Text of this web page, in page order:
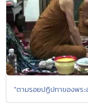
"ตามรอยปฏิปทาของพร